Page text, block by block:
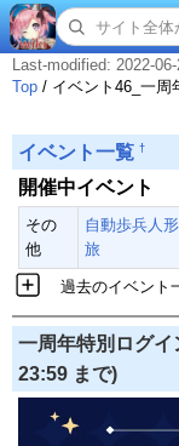
Last-modified: 2022-
Top / イベント46_一周
イベント一覧 †
開催中イベント
その
他
自動歩兵人
旅
過去のイベント
一周年特別ログイ
23:59 まで)